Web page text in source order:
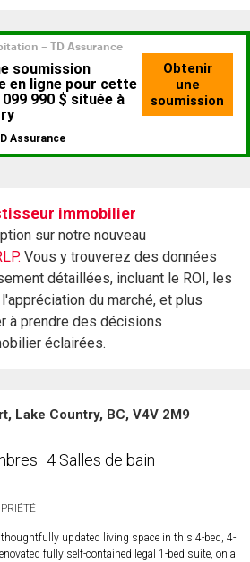
immobilier
sur notre nouveau
Vous y trouverez des données
détaillées, incluant le ROI, les
du marché, et plus
à prendre des décisions
éclairées.
Lake Country, BC, V4V 2M9
4 Salles de bain
updated living space in this 4-bed, 4-
fully self-contained legal 1-bed suite, on a